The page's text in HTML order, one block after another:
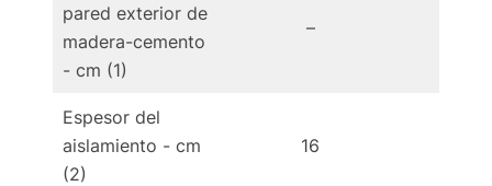
pared exterior de
madera-cemento
- cm (1)
–
Espesor del
aislamiento - cm
(2)
16